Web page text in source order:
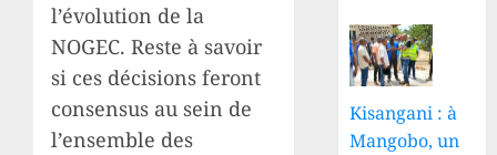
l’évolution de la
NOGEC. Reste à savoir
si ces décisions feront
consensus au sein de
l’ensemble des
Kisangani : à
Mangobo, un